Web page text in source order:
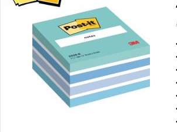
•
•
•
•
•
•
•